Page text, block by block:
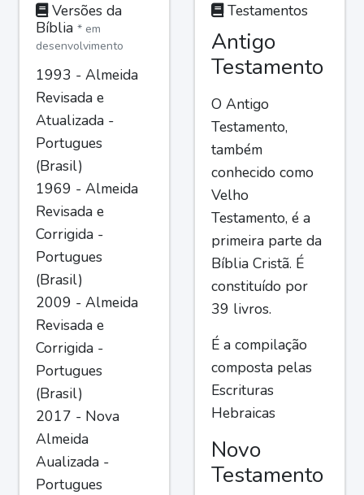
Versões da
Bíblia * em
desenvolvimento
1993 - Almeida
Revisada e
Atualizada -
Portugues
(Brasil)
1969 - Almeida
Revisada e
Corrigida -
Portugues
(Brasil)
2009 - Almeida
Revisada e
Corrigida -
Portugues
(Brasil)
2017 - Nova
Almeida
Aualizada -
Portugues
Testamentos
Antigo
Testamento
O Antigo
Testamento,
também
conhecido como
Velho
Testamento, é a
primeira parte da
Bíblia Cristã. É
constituído por
39 livros.
É a compilação
composta pelas
Escrituras
Hebraicas
Novo
Testamento